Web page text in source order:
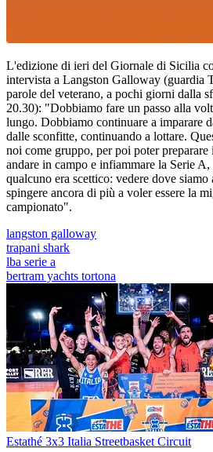
L'edizione di ieri del Giornale di Sicilia
intervista a Langston Galloway (guardia
parole del veterano, a pochi giorni dalla
20.30): "Dobbiamo fare un passo alla
lungo. Dobbiamo continuare a imparare
dalle sconfitte, continuando a lottare.
noi come gruppo, per poi poter
andare in campo e infiammare la Serie
qualcuno era scettico: vedere dove siamo
spingere ancora di più a voler essere la
campionato".
langston galloway
trapani shark
lba serie a
bertram yachts tortona
Estathé 3x3 Italia Streetbasket Circuit